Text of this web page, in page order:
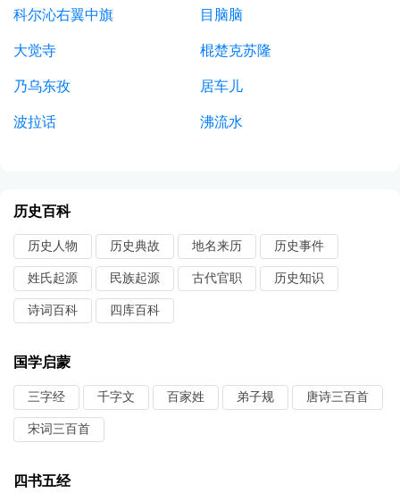
科尔沁右翼中旗 目脑脑
大觉寺 棍楚克苏隆
乃乌东孜 居车儿
波拉话 沸流水
历史百科
历史人物 历史典故 地名来历 历史事件
姓氏起源 民族起源 古代官职 历史知识
诗词百科 四库百科
国学启蒙
三字经 千字文 百家姓 弟子规 唐诗三百首
宋词三百首
四书五经